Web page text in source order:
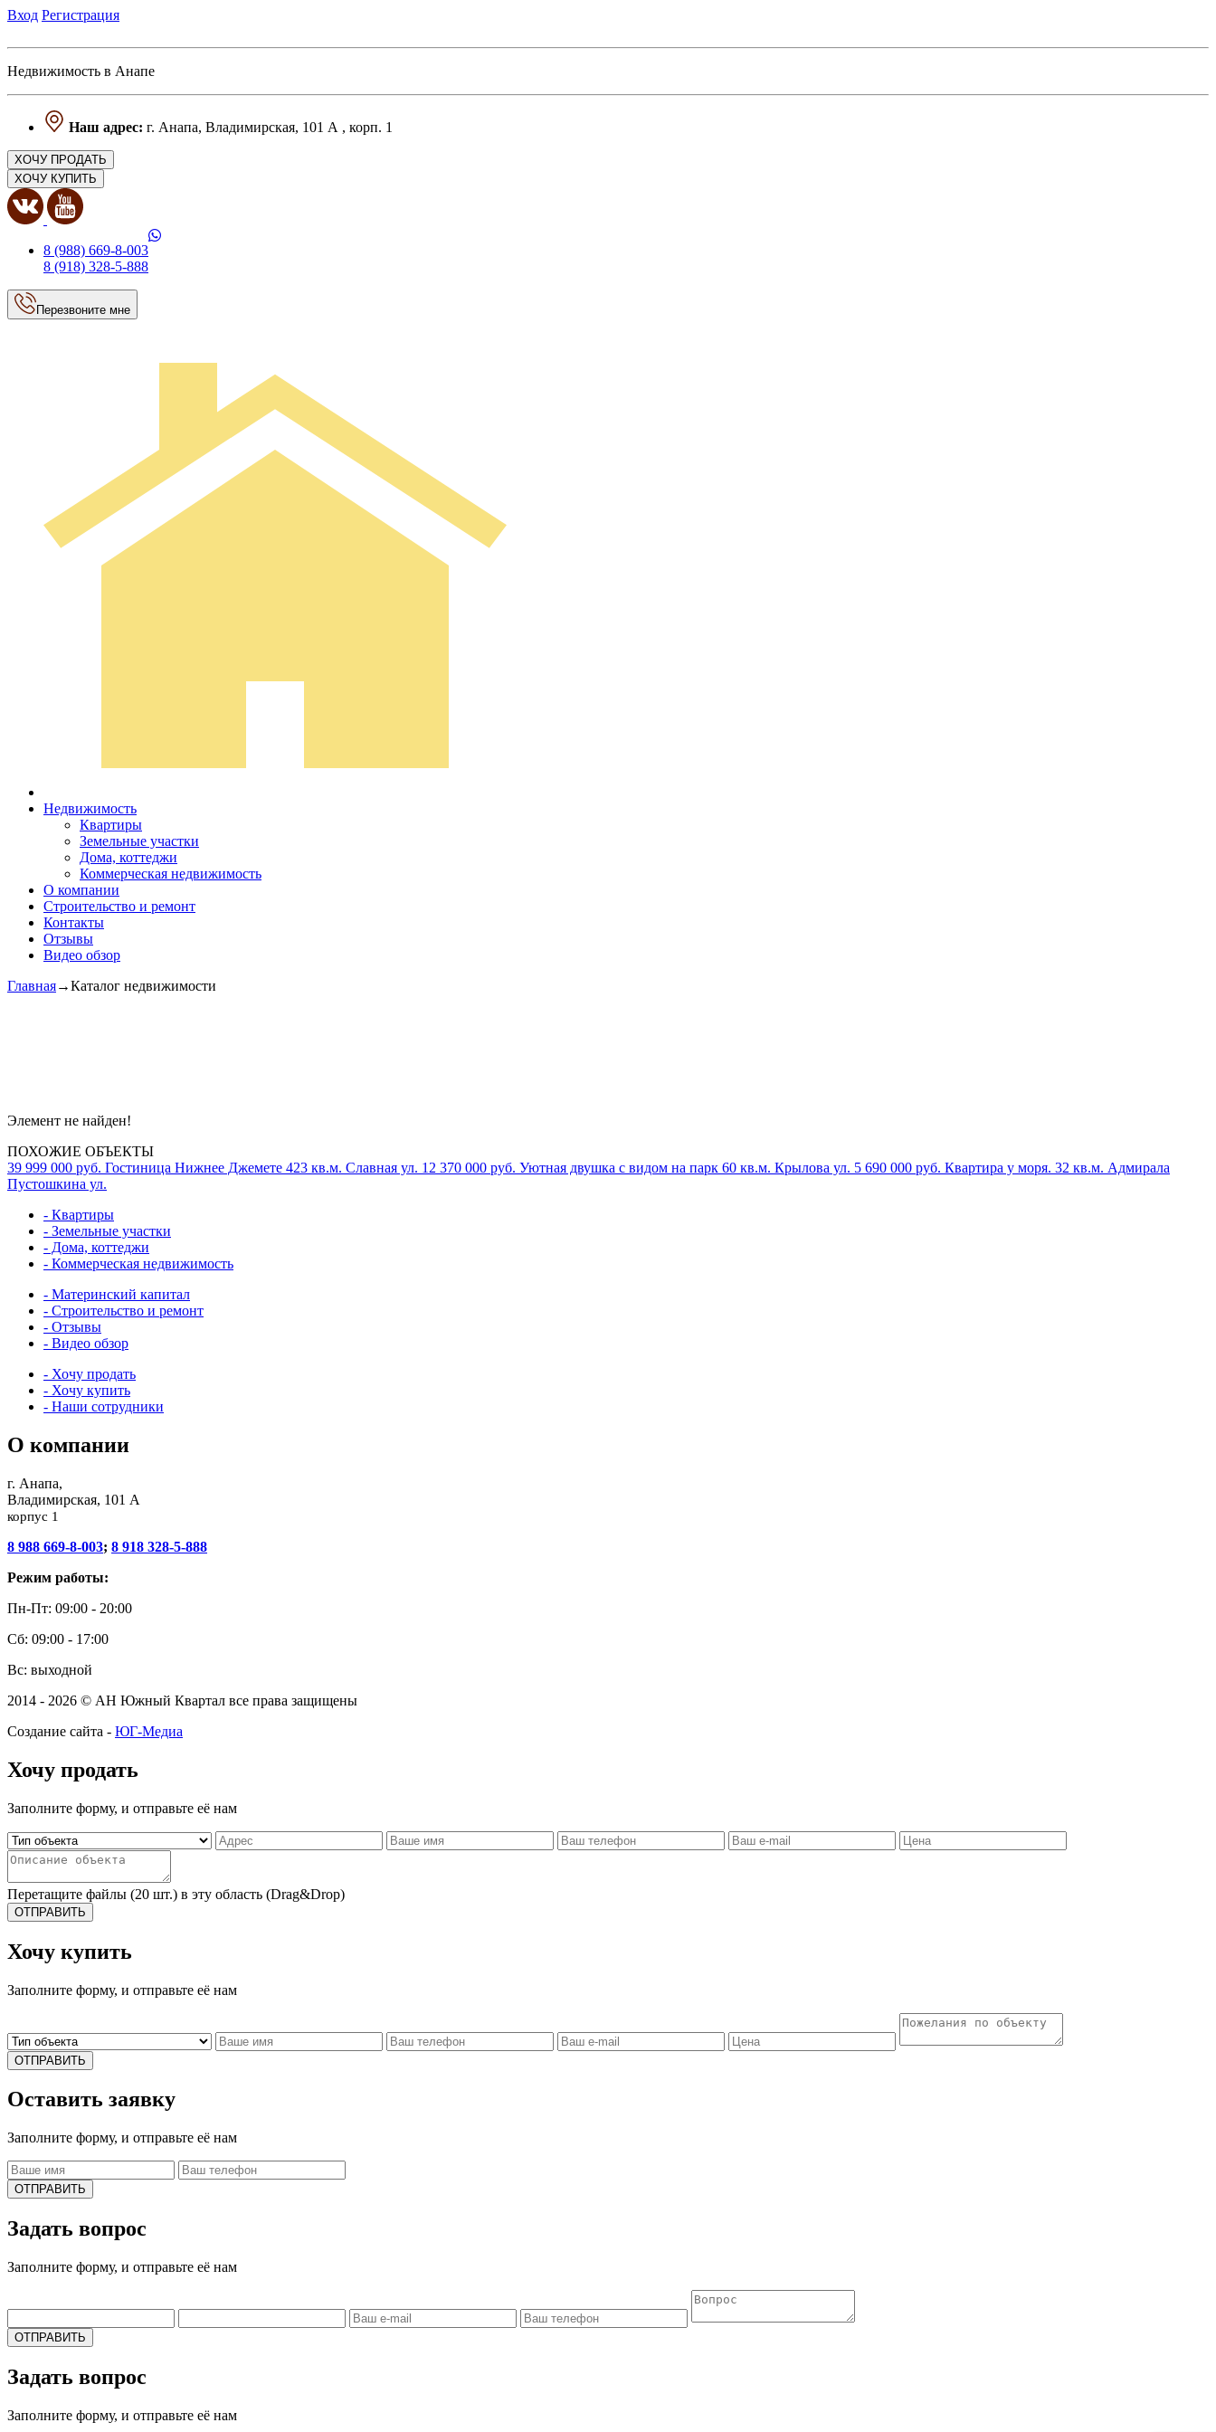
Вход Регистрация
Недвижимость в Анапе
Наш адрес: г. Анапа, Владимирская, 101 А , корп. 1
ХОЧУ ПРОДАТЬ
ХОЧУ КУПИТЬ
8 (988) 669-8-003
8 (918) 328-5-888
Перезвоните мне
Недвижимость
Квартиры
Земельные участки
Дома, коттеджи
Коммерческая недвижимость
О компании
Строительство и ремонт
Контакты
Отзывы
Видео обзор
Главная→Каталог недвижимости
Элемент не найден!
ПОХОЖИЕ ОБЪЕКТЫ
39 999 000 руб. Гостиница Нижнее Джемете 423 кв.м. Славная ул. 12 370 000 руб. Уютная двушка с видом на парк 60 кв.м. Крылова ул. 5 690 000 руб. Квартира у моря. 32 кв.м. Адмирала
Пустошкина ул.
- Квартиры
- Земельные участки
- Дома, коттеджи
- Коммерческая недвижимость
- Материнский капитал
- Строительство и ремонт
- Отзывы
- Видео обзор
- Хочу продать
- Хочу купить
- Наши сотрудники
О компании
г. Анапа,
Владимирская, 101 А
корпус 1
8 988 669-8-003; 8 918 328-5-888
Режим работы:
Пн-Пт: 09:00 - 20:00
Сб: 09:00 - 17:00
Вс: выходной
2014 - 2026 © АН Южный Квартал все права защищены
Создание сайта - ЮГ-Медиа
Хочу продать
Заполните форму, и отправьте её нам
Перетащите файлы (20 шт.) в эту область (Drag&Drop)
ОТПРАВИТЬ
Хочу купить
Заполните форму, и отправьте её нам
ОТПРАВИТЬ
Оставить заявку
Заполните форму, и отправьте её нам
ОТПРАВИТЬ
Задать вопрос
Заполните форму, и отправьте её нам
ОТПРАВИТЬ
Задать вопрос
Заполните форму, и отправьте её нам